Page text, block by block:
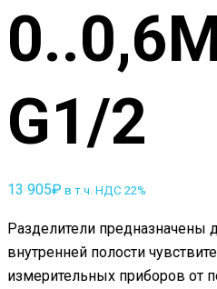
G1/2
13 905₽ в т.ч. НДС 22%
Разделители предназначены
внутренней полости
измерительных приборов от